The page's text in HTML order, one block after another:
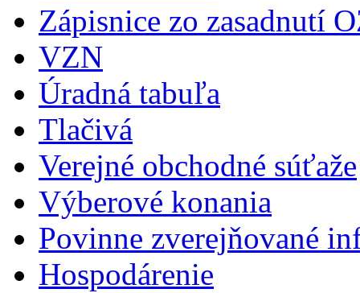
Zápisnice zo zasadnutí
VZN
Úradná tabuľa
Tlačivá
Verejné obchodné súťaže
Výberové konania
Povinne zverejňované
Hospodárenie